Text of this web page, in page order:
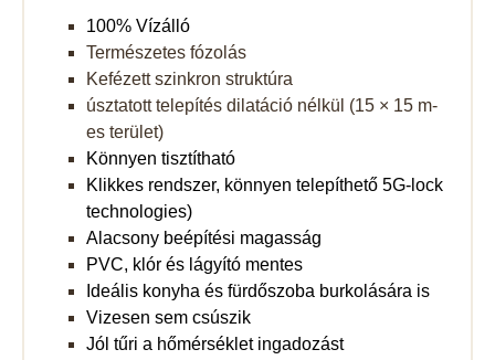
100% Vízálló
Természetes fózolás
Kefézett szinkron struktúra
úsztatott telepítés dilatáció nélkül (15 × 15 m-
es terület)
Könnyen tisztítható
Klikkes rendszer, könnyen telepíthető 5G-lock
technologies)
Alacsony beépítési magasság
PVC, klór és lágyító mentes
Ideális konyha és fürdőszoba burkolására is
Vizesen sem csúszik
Jól tűri a hőmérséklet ingadozást